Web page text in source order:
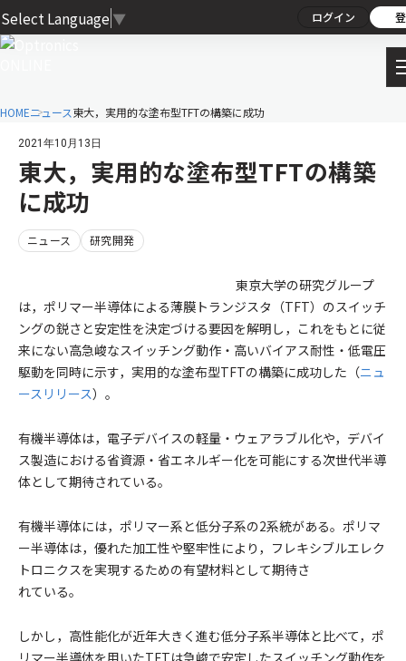
Select Language ▼ ログイン
HOMEニュース東大，実用的な塗布型TFTの構築に成功
2021年10月13日
東大，実用的な塗布型TFTの構築
に成功
ニュース 研究開発
東京大学の研究グループ
は，ポリマー半導体による薄膜トランジスタ（TFT）のスイッチ
ングの鋭さと安定性を決定づける要因を解明し，これをもとに従
来にない高急峻なスイッチング動作・高いバイアス耐性・低電圧
駆動を同時に示す，実用的な塗布型TFTの構築に成功した（ニュ
ースリリース）。
有機半導体は，電子デバイスの軽量・ウェアラブル化や，デバイ
ス製造における省資源・省エネルギー化を可能にする次世代半導
体として期待されている。
有機半導体には，ポリマー系と低分子系の2系統がある。ポリマ
ー半導体は，優れた加工性や堅牢性により，フレキシブルエレク
トロニクスを実現するための有望材料として期待さ
れている。
しかし，高性能化が近年大きく進む低分子系半導体と比べて，ポ
リマー半導体を用いたTFTは急峻で安定したスイッチング動作を